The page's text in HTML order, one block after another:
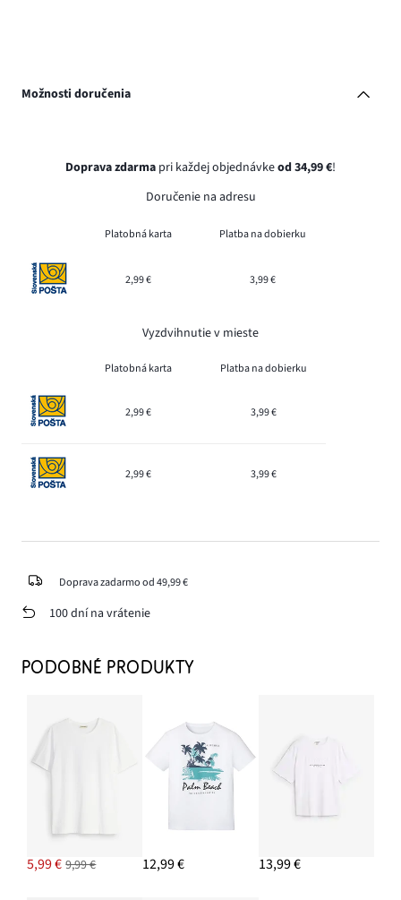
Možnosti doručenia
Doprava zdarma pri každej objednávkeod 34,99 €!
Doručenie na adresu
Platobná karta Platba na dobierku
2,99 € 3,99 €
Vyzdvihnutie v mieste
Platobná karta Platba na dobierku
2,99 € 3,99 €
2,99 € 3,99 €
Doprava zadarmo od 49,99 €
100 dní na vrátenie
PODOBNÉ PRODUKTY
5,99 € 9,99 € 12,99 € 13,99 €